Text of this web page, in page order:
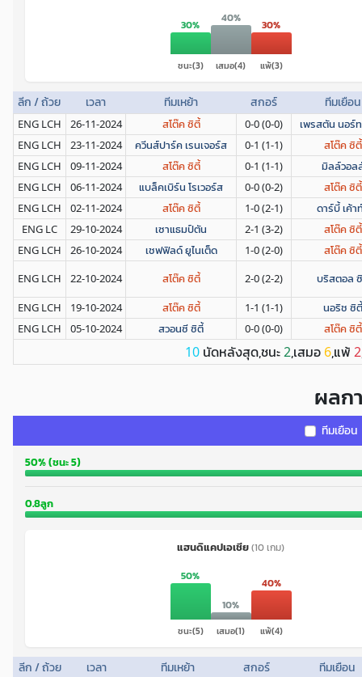
30%
ชนะ(3)
40%
เสมอ(4)
30%
แพ้(3)
ลีก / ถ้วย เวลา ทีมเหย้า สกอร์ ทีมเยือน
ENG LCH 26-11-2024 สโต๊ค ซิตี้ 0-0 (0-0) เพรสตัน นอร์
ENG LCH 23-11-2024 ควีนส์ปาร์ค เรนเจอร์ส 0-1 (1-1) สโต๊ค ซิตี้
ENG LCH 09-11-2024 สโต๊ค ซิตี้ 0-1 (1-1) มิลล์วอล
ENG LCH 06-11-2024 แบล็คเบิร์น โรเวอร์ส 0-0 (0-2) สโต๊ค ซิตี้
ENG LCH 02-11-2024 สโต๊ค ซิตี้ 1-0 (2-1) ดาร์บี้ เค้า
ENG LC 29-10-2024 เซาแธมป์ตัน 2-1 (3-2) สโต๊ค ซิตี้
ENG LCH 26-10-2024 เชฟฟิลด์ ยูไนเต็ด 1-0 (2-0) สโต๊ค ซิตี้
ENG LCH 22-10-2024 สโต๊ค ซิตี้ 2-0 (2-2) บริสตอล
ENG LCH 19-10-2024 สโต๊ค ซิตี้ 1-1 (1-1) นอริช ซิตี้
ENG LCH 05-10-2024 สวอนซี ซิตี้ 0-0 (0-0) สโต๊ค ซิตี้
10 นัดหลังสุด,ชนะ2,เสมอ 6,แพ้ 2
ผลก
ทีมเยือน
50% (ชนะ 5)
0.8ลูก
แฮนดิแคปเอเชีย(10 เกม)
50%
ชนะ(5)
10%
เสมอ(1)
40%
แพ้(4)
ลีก / ถ้วย เวลา ทีมเหย้า สกอร์ ทีมเยือน